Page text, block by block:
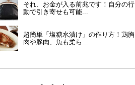
それ、お金が入る前兆です！自分の行
動で引き寄せも可能...
超簡単「塩糖水漬け」の作り方！鶏胸
肉や豚肉、魚も柔ら...